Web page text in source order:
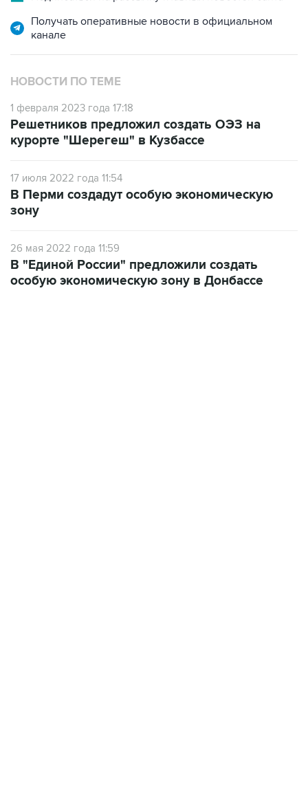
НОВОСТИ ПО ТЕМЕ
1 февраля 2023 года 17:18
курорте "Шерегеш" в Кузбассе
17 июля 2022 года 11:54
зону
26 мая 2022 года 11:59
особую экономическую зону в Донбассе